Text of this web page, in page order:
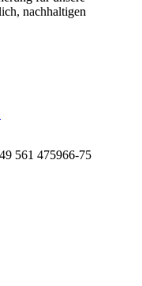
nachhaltigen
561 475966-75